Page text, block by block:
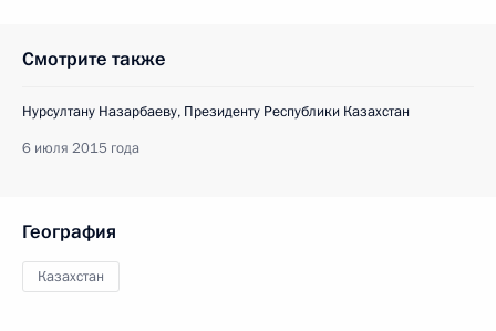
Смотрите также
Нурсултану Назарбаеву, Президенту Республики Казахстан
6 июля 2015 года
География
Казахстан